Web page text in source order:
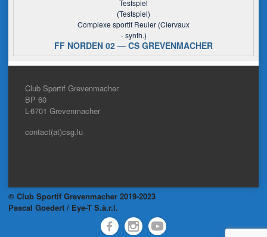
Testspiel
(Testspiel)
Complexe sportif Reuler (Clervaux
- synth.)
FF NORDEN 02 — CS GREVENMACHER
Club Sportif Grevenmacher
BP 60
L-6701 Grevenmacher
contact(at)csg.lu
© Club Sportif Grevenmacher 2019-2023
Pascal Goedert / Eye-T S.à.r.l.